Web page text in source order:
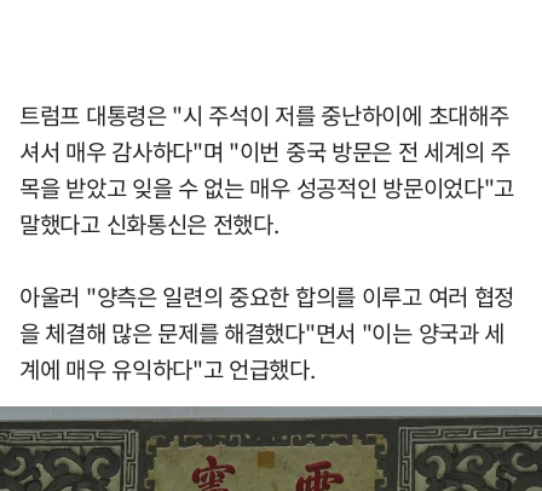
트럼프 대통령은 "시 주석이 저를 중난하이에 초대해주
셔서 매우 감사하다"며 "이번 중국 방문은 전 세계의 주
목을 받았고 잊을 수 없는 매우 성공적인 방문이었다"고
말했다고 신화통신은 전했다.
아울러 "양측은 일련의 중요한 합의를 이루고 여러 협정
을 체결해 많은 문제를 해결했다"면서 "이는 양국과 세
계에 매우 유익하다"고 언급했다.